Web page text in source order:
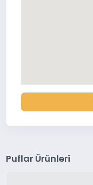
Puflar Ürünleri